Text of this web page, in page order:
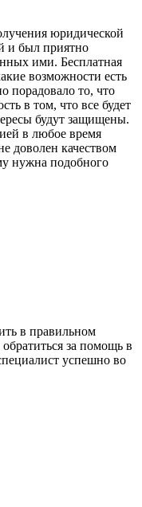
юридической
и был приятно
ими. Бесплатная
возможности есть
порадовало то, что
в том, что все будет
будут защищены.
в любое время
доволен качеством
нужна подобного
в правильном
за помощь в
успешно во